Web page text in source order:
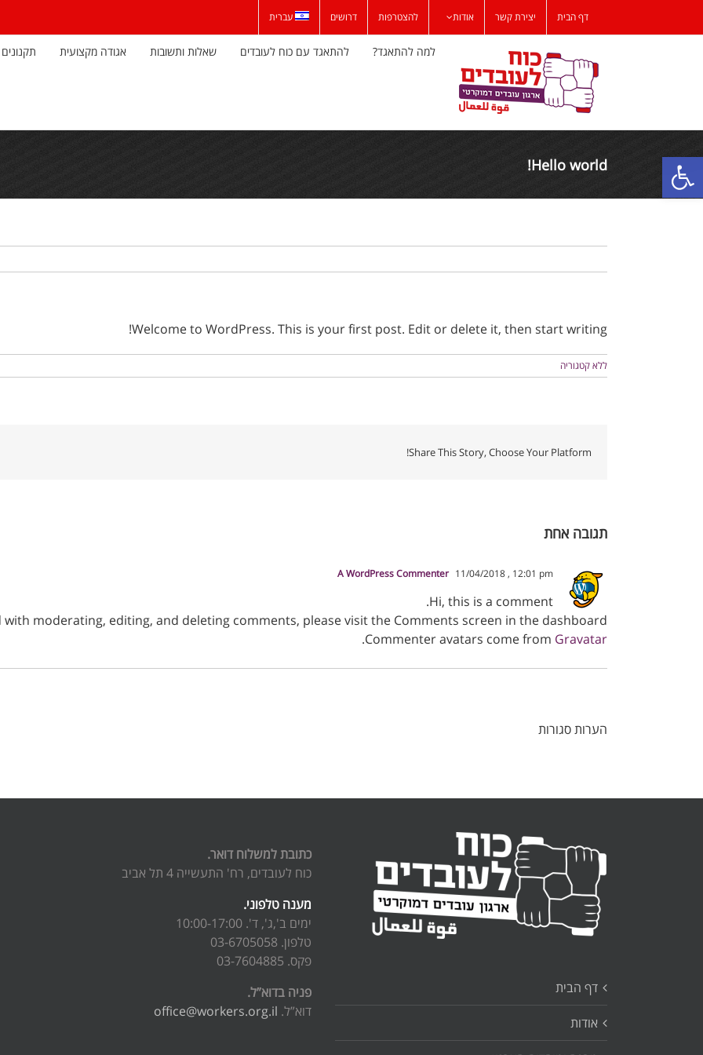
פתח סרגל נגישות
דף הבית יצירת קשר אודות להצטרפות דרושים עברית
למה להתאגד? להתאגד עם כוח לעובדים שאלות ותשובות אגודה מקצועית
Hello world!
Welcome to WordPress. This is your first post. Edit or delete it, then start writing!
ללא קטגוריה
Share This Story, Choose Your Platform!
תגובה אחת
A WordPress Commenter 11/04/2018 , 12:01 pm
Hi, this is a comment.
moderating, editing, and deleting comments, please visit the Comments screen in the dashboard.
Commenter avatars come from Gravatar
.
הערות סגורות
דף הבית
אודות
כתובת למשלוח דואר.
כוח לעובדים, רח' התעשייה 4 תל אביב
מענה טלפוני.
ימים ב',ג', ד'. 10:00-17:00
טלפון. 03-6705058
פקס. 03-7604885
פניה בדוא”ל.
דוא”ל. office@workers.org.il